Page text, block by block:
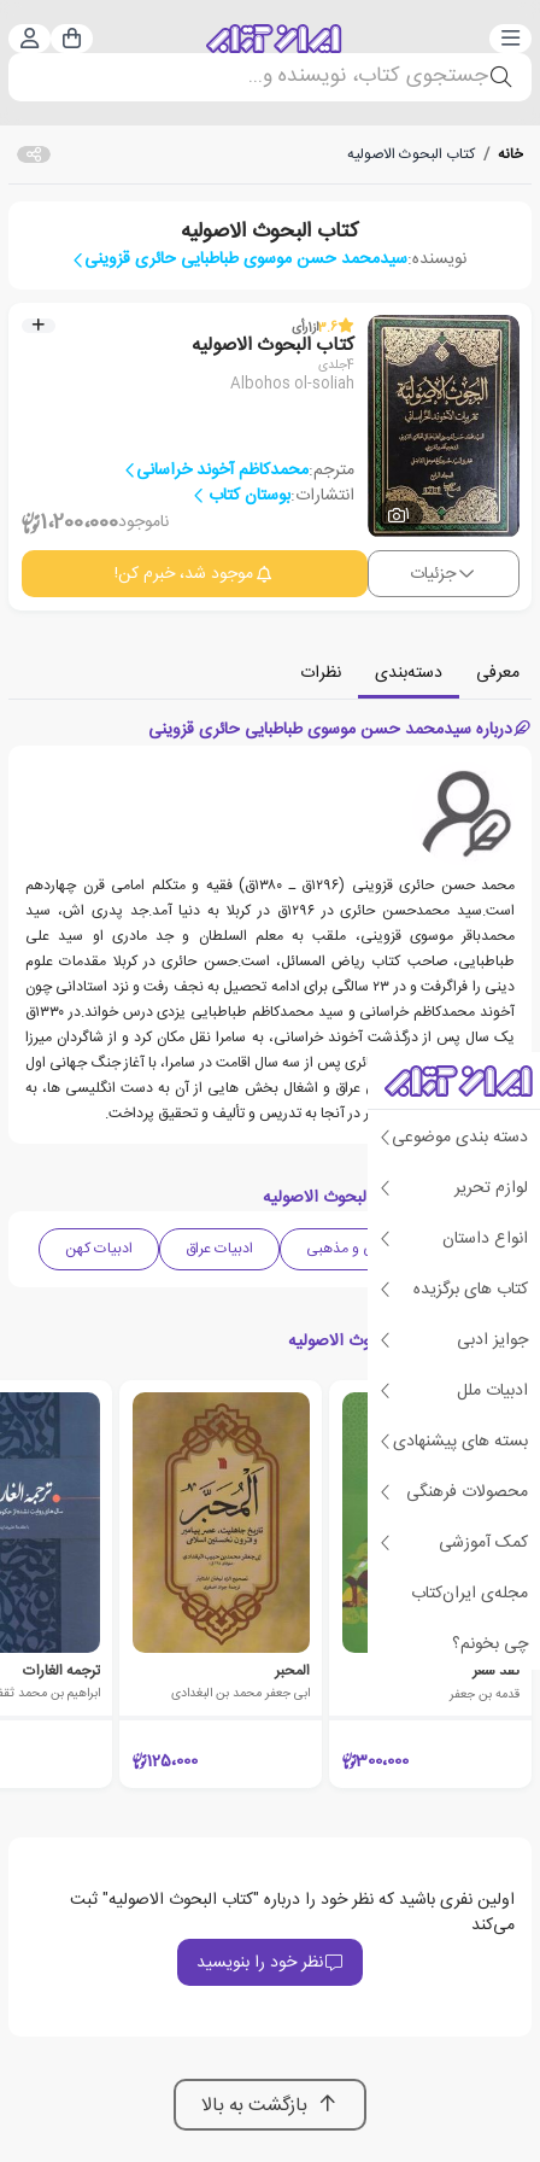
دسته‌بندی سبد
جستجوی کتاب، نویسنده و...
دسته بندی موضوعی
لوازم تحریر
انواع داستان
کتاب های برگزیده
جوایز ادبی
ادبیات ملل
بسته های پیشنهادی
محصولات فرهنگی
کمک آموزشی
مجله‌ی ایران‌کتاب
چی بخونم؟
خانه / کتاب البحوث الاصولیه
کتاب البحوث الاصولیه
نویسنده:سیدمحمد حسن موسوی طباطبایی حائری قزوینی
1
3.6از1رأی
کتاب البحوث الاصولیه
4جلدی
Albohos ol-soliah
مترجم:محمدکاظم آخوند خراسانی
انتشارات:بوستان کتاب
ناموجود1،200،000
جزئیات موجود شد، خبرم کن!
معرفی دسته‌بندی
نظرات
درباره سیدمحمد حسن موسوی طباطبایی حائری قزوینی
محمد حسن حائری قزوینی (۱۲۹۶ق ـ ۱۳۸۰ق) فقیه و متکلم امامی قرن چهاردهم
است.سید محمدحسن حائری در ۱۲۹۶ق در کربلا به دنیا آمد.جد پدری اش، سید
محمدباقر موسوی قزوینی، ملقب به معلم السلطان و جد مادری او سید علی
طباطبایی، صاحب کتاب ریاض المسائل، است.حسن حائری در کربلا مقدمات علوم
دینی را فراگرفت و در ۲۳ سالگی برای ادامه تحصیل به نجف رفت و نزد استادانی چون
آخوند محمدکاظم خراسانی و سید محمدکاظم طباطبایی یزدی درس خواند.در ۱۳۳۰ق
یک سال پس از درگذشت آخوند خراسانی، به سامرا نقل مکان کرد و از شاگردان میرزا
محمدتقی شیرازی شد. حائری پس از سه سال اقامت در سامرا، با آغاز جنگ جهانی اول
و آشفتگی اوضاع سیاسی عراق و اشغال بخش هایی از آن به دست انگلیسی ها، به
کربلا بازگشت و تا پایان عمر در آنجا به تدریس و تألیف و تحقیق پرداخت.
دسته بندی های کتاب البحوث الاصولیه
فلسفی دینی و مذهبی ادبیات عراق ادبیات کهن
کتاب های مرتبط با البحوث الاصولیه
نقد شعر
قدمه بن جعفر
300،000
المحبر
ابی جعفر محمد بن البغدادی
125،000
ترجمه الغارات
ابراهیم بن محمد
اولین نفری باشید که نظر خود را درباره "کتاب البحوث الاصولیه" ثبت
می‌کند
نظر خود را بنویسید
بازگشت به بالا